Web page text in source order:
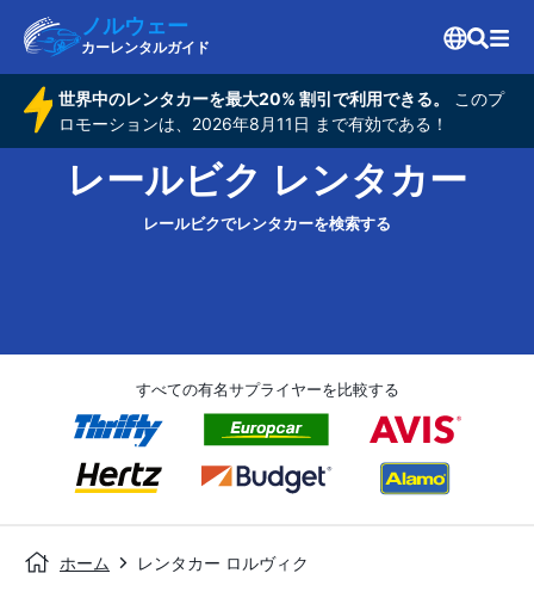
ノルウェー
カーレンタルガイド
世界中のレンタカーを最大20% 割引で利用できる。
このプ
ロモーションは、2026年8月11日 まで有効である！
レールビク レンタカー
レールビクでレンタカーを検索する
すべての有名サプライヤーを比較する
ホーム レンタカー ロルヴィク